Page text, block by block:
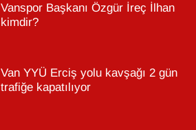
Vanspor Başkanı Özgür İreç İlhan
kimdir?
Van YYÜ Erciş yolu kavşağı 2 gün
trafiğe kapatılıyor